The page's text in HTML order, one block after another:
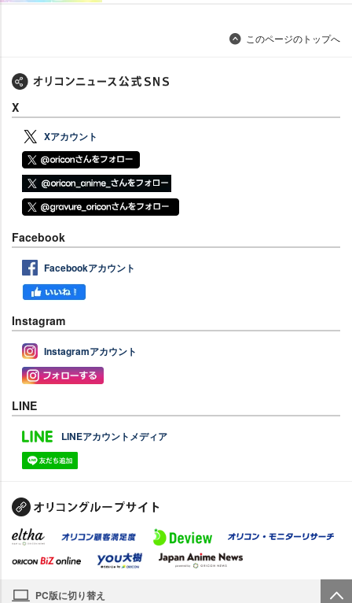
このページのトップへ
X
Xアカウント
Facebook
Facebookアカウント
Instagram
Instagramアカウント
LINE
LINEアカウントメディア
PC版に切り替え